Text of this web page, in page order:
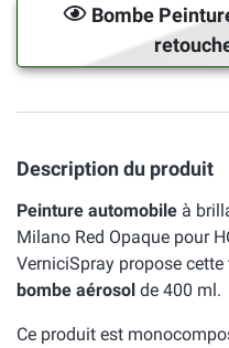
Bombe
Description du produit
Peinture automobile à
Milano Red Opaque pour
VerniciSpray propose
bombe aérosol de 400 ml.
Ce produit est